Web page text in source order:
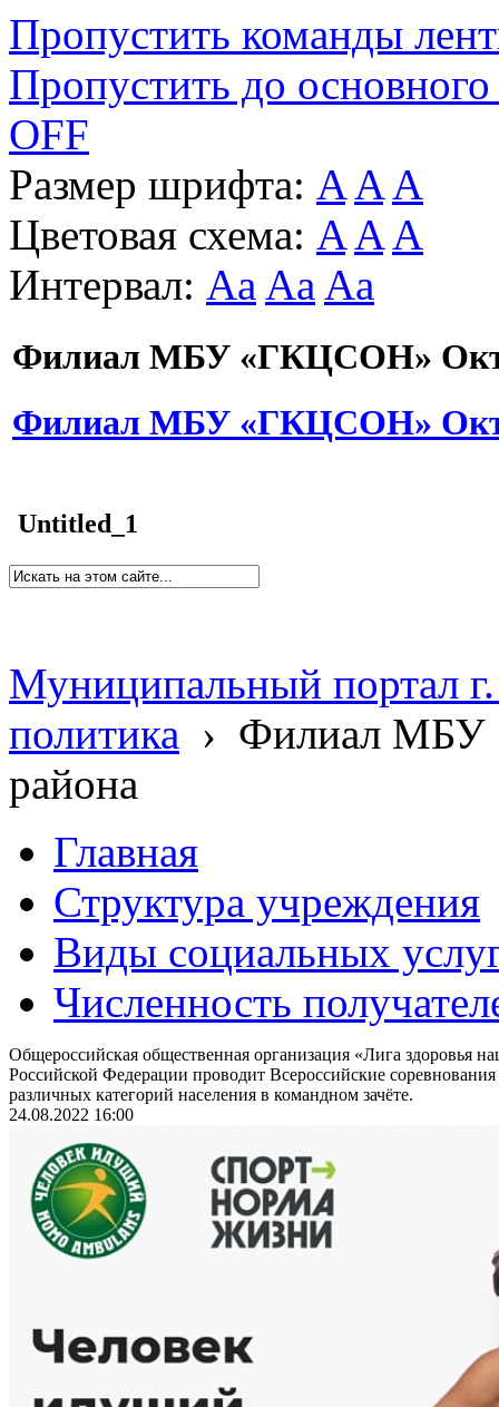
Пропустить команды
Пропустить до основного
OFF
Размер шрифта: A A A
Цветовая схема: A A A
Интервал: Aa Aa Aa
Филиал МБУ «ГКЦСОН»
Филиал МБУ «ГКЦСОН»
Untitled_1
Муниципальный портал
политика › Филиал МБУ
района
Главная
Структура учреждения
Виды социальных
Численность
Общероссийская общественная организация «Лига здоровья
Российской Федерации проводит Всероссийские
различных категорий населения в командном зачёте.
24.08.2022 16:00